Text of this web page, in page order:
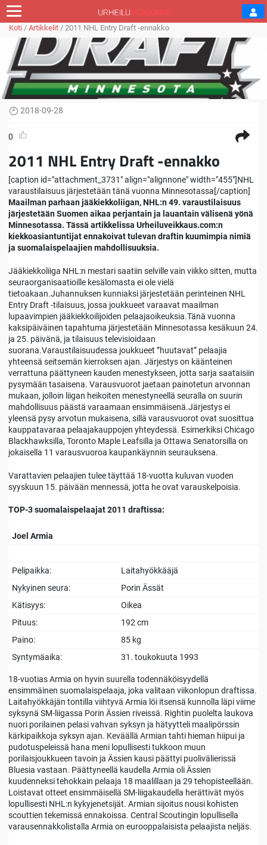
Koti / Artikkelit / 2011 NHL Entry Draft -ennakko
2018-09-28
0
2011 NHL Entry Draft -ennakko
[caption id="attachment_3731" align="alignnone" width="455"]NHL
varaustilaisuus järjestetään tänä vuonna Minnesotassa[/caption]
Maailman parhaan jääkiekkoliigan, NHL:n 49. varaustilaisuus
järjestetään Suomen aikaa perjantain ja lauantain välisenä yönä
Minnesotassa. Tässä artikkelissa Urheiluveikkaus.com:n
kiekkoasiantuntijat ennakoivat tulevan draftin kuumimpia nimiä
ja suomalaispelaajien mahdollisuuksia.
Jääkiekkoliiga NHL:n mestari saatiin selville vain viikko sitten, mutta
seuraorganisaatioille kesälomasta ei ole vielä
tietoakaan.Juhannuksen kunniaksi järjestetään perinteinen NHL
Entry Draft -tilaisuus, jossa joukkueet varaavat maailman
lupaavimpien jääkiekkoilijoiden pelaajaoikeuksia.Tänä vuonna
kaksipäiväinen tapahtuma järjestetään Minnesotassa kesäkuun 24.
ja 25. päivänä, ja tilaisuus televisioidaan
suorana.Varaustilaisuudessa joukkueet ”huutavat” pelaajia
yhteensä seitsemän kierroksen ajan. Järjestys on käänteinen
verrattuna päättyneen kauden menestykseen, jotta sarja saataisiin
pysymään tasaisena. Varausvuorot jaetaan painotetun arvonnan
mukaan, jolloin liigan heikoiten menestyneellä seuralla on suurin
mahdollisuus päästä varaamaan ensimmäisenä.Järjestys ei
yleensä pysy arvotun mukaisena, sillä varausvuorot ovat suosittua
kauppatavaraa pelaajakauppojen yhteydessä. Esimerkiksi Chicago
Blackhawksilla, Toronto Maple Leafsilla ja Ottawa Senatorsilla on
jokaisella 11 varausvuoroa kaupankäynnin seurauksena.
Varattavien pelaajien tulee täyttää 18-vuotta kuluvan vuoden
syyskuun 15. päivään mennessä, jotta he ovat varauskelpoisia.
TOP-3 suomalaispelaajat 2011 draftissa:
Joel Armia
Pelipaikka:
Laitahyökkääjä
Nykyinen seura:
Porin Ässät
Kätisyys:
Oikea
Pituus:
192 cm
Paino:
85 kg
Syntymäaika:
31. toukokuuta 1993
18-vuotias Armia on hyvin suurella todennäköisyydellä
ensimmäinen suomalaispelaaja, joka valitaan viikonlopun draftissa.
Laitahyökkäjän tontilla viihtyvä Armia löi itsensä kunnolla läpi viime
syksynä SM-liigassa Porin Ässien riveissä. Rightin puolelta laukova
nuori porilainen pelasi vahvan syksyn ja hätyytteli maalipörssin
kärkipaikkoja syksyn ajan. Keväällä Armian tahti hieman hiipui ja
pudotuspeleissä hana meni lopullisesti tukkoon muun
porilaisjoukkueen tavoin ja Ässien kausi päättyi puolivälierissä
Bluesia vastaan. Päättyneellä kaudella Armia oli Ässien
kuudenneksi tehokkain pelaaja 18 maalillaan ja 29 tehopisteellään.
Loistavat otteet ensimmäisellä SM-liigakaudella herättivät myös
lopullisesti NHL:n kykyjenetsijät. Armian sijoitus nousi kohisten
scouttien tekemissä ennakoissa. Central Scoutingin lopullisella
varausennakkolistalla Armia on eurooppalaisista pelaajista neljäs.